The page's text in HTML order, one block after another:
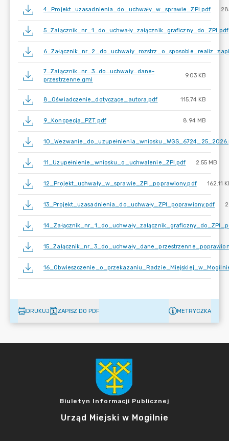
4_Projekt_uzasadnienia_do_uchwały_w_sprawie_ZPI.pdf
5_Załącznik_nr_1_do_uchwały_załącznik_graficzny_do_ZPI.pdf
7_Załącznik_nr_3_do_uchwały_dane-
przestrzenne.gml
9.03 KB
8_Oświadczenie_dotyczące_autora.pdf 115.74 KB
9_Koncpecja_PZT.pdf 8.94 MB
11_Uzupełnienie_wniosku_o_uchwalenie_ZPI.pdf 2.55 MB
12_Projekt_uchwały_w_sprawie_ZPI_poprawiony.pdf 162.11
13_Projekt_uzasadnienia_do_uchwały_ZPI_poprawiony.pdf
DRUKUJ ZAPISZ DO PDF METRYCZKA
Biuletyn Informacji Publicznej
Urząd Miejski w Mogilnie